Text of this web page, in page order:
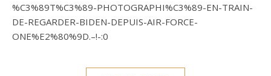
%C3%89T%C3%89-PHOTOGRAPHI%C3%89-EN-TRAIN-
DE-REGARDER-BIDEN-DEPUIS-AIR-FORCE-
ONE%E2%80%9D.–!-:0